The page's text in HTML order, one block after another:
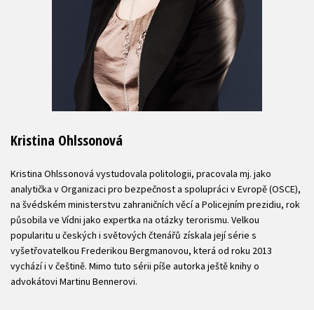
Kristina Ohlssonová
Kristina Ohlssonová vystudovala politologii, pracovala mj. jako
analytička v Organizaci pro bezpečnost a spolupráci v Evropě (OSCE),
na švédském ministerstvu zahraničních věcí a Policejním prezidiu, rok
působila ve Vídni jako expertka na otázky terorismu. Velkou
popularitu u českých i světových čtenářů získala její série s
vyšetřovatelkou Frederikou Bergmanovou, která od roku 2013
vychází i v češtině. Mimo tuto sérii píše autorka ještě knihy o
advokátovi Martinu Bennerovi.